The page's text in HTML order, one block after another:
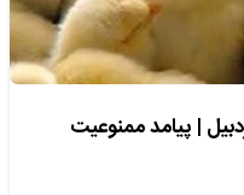
| پیامد ممنوعیت